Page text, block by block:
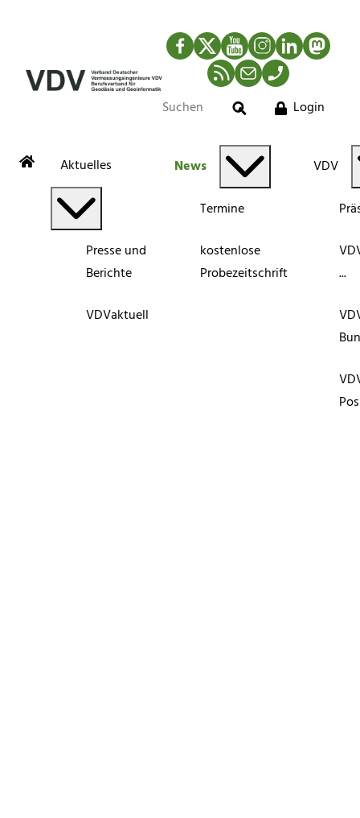
Facebook
TwitterYouTubeInstagram
LinkedIn
RSS-Newsfeed
MailTelefon
Suche
Login
Aktuelles
Presse und
Berichte
VDVaktuell
News
Termine
kostenlose
Probezeitschrift
VDV
...